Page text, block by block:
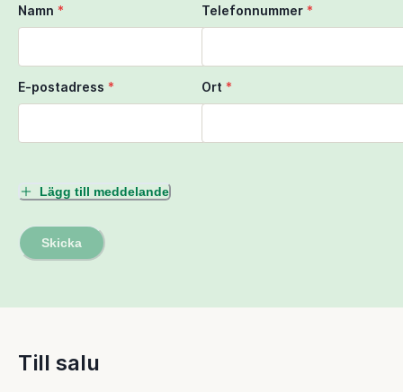
Namn * Telefonnummer *
E-postadress * Ort *
Lägg till meddelande
Skicka
Till salu